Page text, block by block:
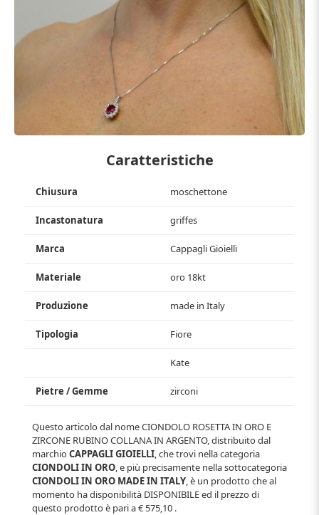
Caratteristiche
Chiusura moschettone
Incastonatura griffes
Marca Cappagli Gioielli
Materiale oro 18kt
Produzione made in Italy
Tipologia Fiore
Kate
Pietre / Gemme zirconi
Questo articolo dal nomeCIONDOLO ROSETTA IN ORO E
ZIRCONE RUBINO COLLANA IN ARGENTO, distribuito dal
marchioCAPPAGLI GIOIELLI, che trovi nella categoria
CIONDOLI IN ORO, e più precisamente nella sottocategoria
CIONDOLI IN ORO MADE IN ITALY, è un prodotto che al
momento ha disponibilità DISPONIBILEed il prezzo di
questo prodotto è pari a€ 575,10 .